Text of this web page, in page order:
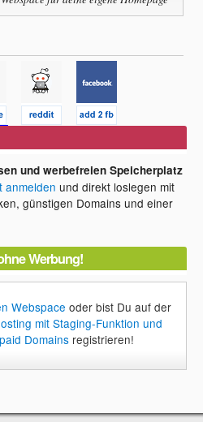
und werbefreien Speicherplatz
anmelden und direkt loslegen mit
günstigen Domains und einer
Werbung!
Webspace oder bist Du auf der
mit Staging-Funktion und
Domains registrieren!